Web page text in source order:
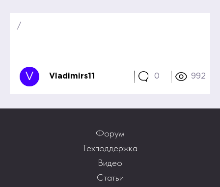
/
V Vladimirs11 0 992
Форум
Техподдержка
Видео
Статьи